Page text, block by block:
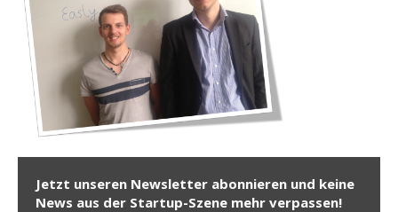
Jetzt unseren Newsletter abonnieren und keine
News aus der Startup-Szene mehr verpassen!